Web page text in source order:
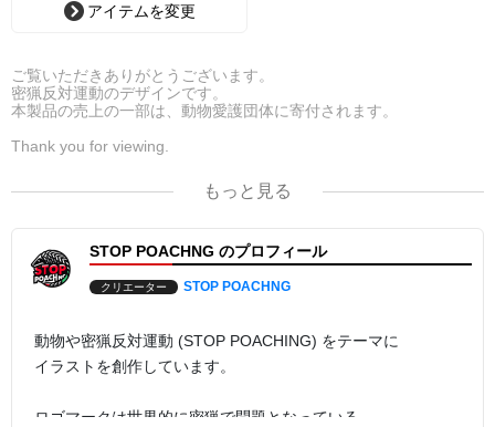
アイテムを変更
ご覧いただきありがとうございます。
密猟反対運動のデザインです。
本製品の売上の一部は、動物愛護団体に寄付されます。
Thank you for viewing.
A portion of the sales of this product will be donated to animal
welfare organizations.
感谢您的观看。
这是反偷猎运动的设计。
该产品的部分销售额将捐赠给动物福利组织。
이 제품의 판매 수익금의 일부는 동물 복지 단체에 기부됩니다.
もっと見る
STOP POACHNG のプロフィール
クリエーター STOP POACHNG
動物や密猟反対運動 (STOP POACHING) をテーマに
イラストを創作しています。
ロゴマークは世界的に密猟で問題となっている